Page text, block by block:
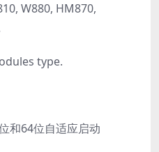
W880, HM870,
type.
和64位自适应启动